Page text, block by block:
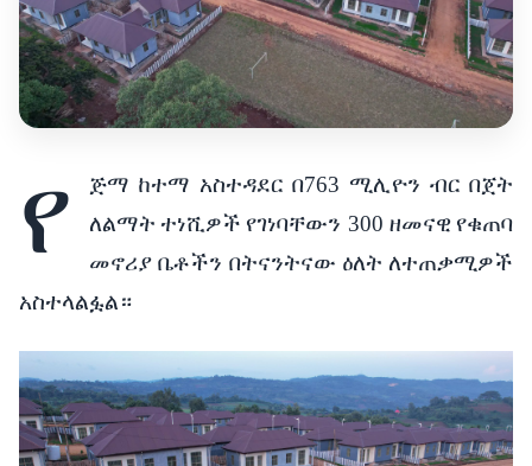
የ ጅማ ከተማ አስተዳደር በ763 ሚሊዮን ብር በጀት
ለልማት ተነሺዎች የገነባቸውን 300 ዘመናዊ የቁጠባ
መኖሪያ ቤቶችን በትናንትናው ዕለት ለተጠቃሚዎች
አስተላልፏል።